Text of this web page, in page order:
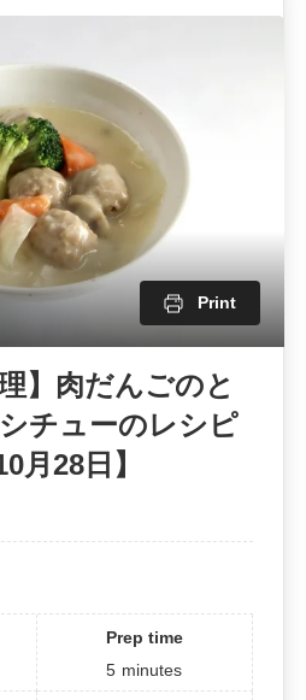
Print
】肉だんごのと
チューのレシピ
月28日】
Prep time
5 minutes